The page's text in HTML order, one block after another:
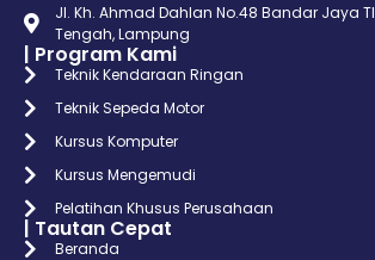
Jl. Kh. Ahmad Dahlan No.48 Bandar Jaya
Tengah, Lampung
| Program Kami
Teknik Kendaraan Ringan
Teknik Sepeda Motor
Kursus Komputer
Kursus Mengemudi
Pelatihan Khusus Perusahaan
| Tautan Cepat
Beranda